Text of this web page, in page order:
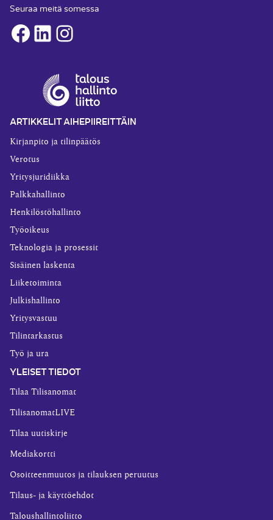
Seuraa meitä somessa
Facebook
LinkedInInstagram
ARTIKKELIT AIHEPIIREITTÄIN
Kirjanpito ja tilinpäätös
Verotus
Yritysjuridiikka
Palkkahallinto
Henkilöstöhallinto
Työoikeus
Teknologia ja prosessit
Sisäinen laskenta
Liiketoiminta
Julkishallinto
Yritysvastuu
Tilintarkastus
Työ ja ura
YLEISET TIEDOT
Tilaa Tilisanomat
TilisanomatLIVE
Tilaa uutiskirje
Mediakortti
Osoitteenmuutos ja tilauksen peruutus
Tilaus- ja käyttöehdot
Taloushallintoliitto